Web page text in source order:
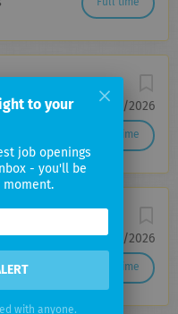
Full time
27/07/2026
Full time
& AI
06/08/2026
Full time
to your
job openings
- you'll be
with anyone.